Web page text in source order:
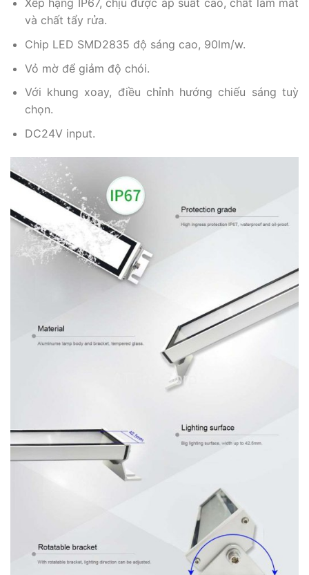
Xếp hạng IP67, chịu được áp suất cao, chất làm mát
và chất tẩy rửa.
Chip LED SMD2835 độ sáng cao, 90lm/w.
Vỏ mờ để giảm độ chói.
Với khung xoay, điều chỉnh hướng chiếu sáng tuỳ
chọn.
DC24V input.